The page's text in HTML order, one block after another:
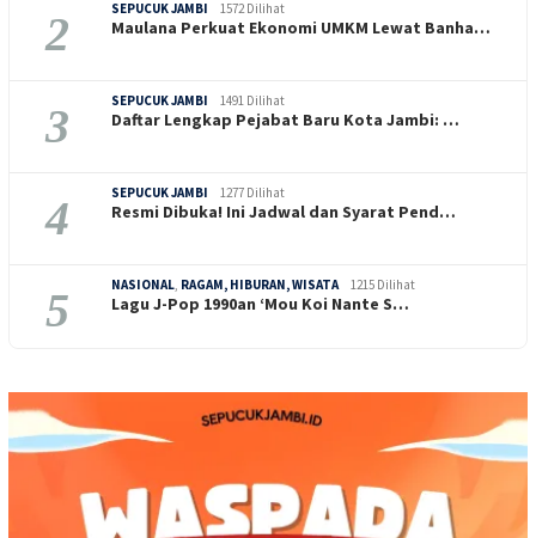
2 SEPUCUK JAMBI 1572 Dilihat
Maulana Perkuat Ekonomi UMKM Lewat Banha…
3 SEPUCUK JAMBI 1491 Dilihat
Daftar Lengkap Pejabat Baru Kota Jambi: …
4 SEPUCUK JAMBI 1277 Dilihat
Resmi Dibuka! Ini Jadwal dan Syarat Pend…
5 NASIONAL, RAGAM, HIBURAN, WISATA 1215 Dilihat
Lagu J-Pop 1990an ‘Mou Koi Nante S…